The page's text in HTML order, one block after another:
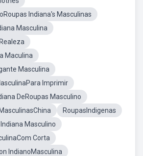
Indiana's Masculinas
Masculina
Maculina
Masculina
Imprimir
DeRoupas Masculino
RoupasIndigenas
Masculino
Corta
IndianoMasculina